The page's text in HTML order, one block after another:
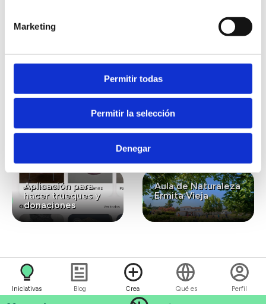
Marketing
Permitir todas
Permitir la selección
Denegar
Iniciativas Blog Crea Qué es Perfil
También te puede
interesar...
para el bienestar y
naturaleza
ecológica de
Aplicación para
hacer trueques y
donaciones
Aula de Naturaleza
Ermita Vieja